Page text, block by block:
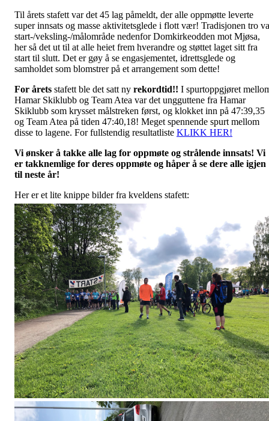
Til årets stafett var det 45 lag påmeldt, der alle oppmøtte leverte
super innsats og masse aktivitetsglede i flott vær! Tradisjonen tro
start-/veksling-/målområde nedenfor Domkirkeodden mot Mjøsa,
her så det ut til at alle heiet frem hverandre og støttet laget sitt fra
start til slutt. Det er gøy å se engasjementet, idrettsglede og
samholdet som blomstrer på et arrangement som dette!
For årets stafett ble det satt ny rekordtid!! I spurtoppgjøret
Hamar Skiklubb og Team Atea var det ungguttene fra Hamar
Skiklubb som krysset målstreken først, og klokket inn på 47:39,35
og Team Atea på tiden 47:40,18! Meget spennende spurt mellom
disse to lagene. For fullstendig resultatliste KLIKK HER!
Vi ønsker å takke alle lag for oppmøte og strålende innsats! Vi
er takknemlige for deres oppmøte og håper å se dere alle igjen
til neste år!
Her er et lite knippe bilder fra kveldens stafett: